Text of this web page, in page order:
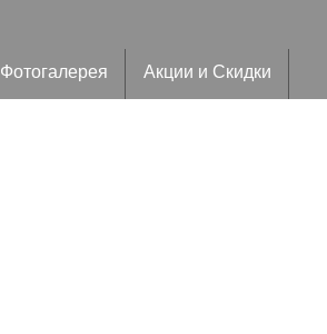
Фотогалерея Акции и Скидки